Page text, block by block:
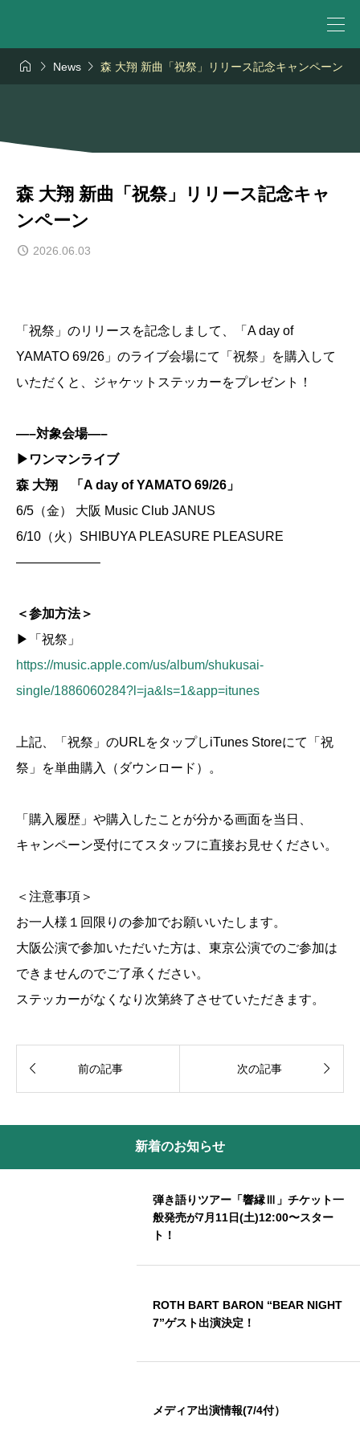
  News  森 大翔 新曲「祝祭」リリース記念キャンペーン
森 大翔 新曲「祝祭」リリース記念キャ
ンペーン
2026.06.03
「祝祭」のリリースを記念しまして、「A day of
YAMATO 69/26」のライブ会場にて「祝祭」を購入して
いただくと、ジャケットステッカーをプレゼント！
—–対象会場—–
▶︎ワンマンライブ
森 大翔 「A day of YAMATO 69/26」
6/5（金） 大阪 Music Club JANUS
6/10（火）SHIBUYA PLEASURE PLEASURE
——————–
＜参加方法＞
▶︎「祝祭」
https://music.apple.com/us/album/shukusai-
single/1886060284?l=ja&ls=1&app=itunes
上記、「祝祭」のURLをタップしiTunes Storeにて「祝
祭」を単曲購入（ダウンロード）。
「購入履歴」や購入したことが分かる画面を当日、
キャンペーン受付にてスタッフに直接お見せください。
＜注意事項＞
お一人様１回限りの参加でお願いいたします。
大阪公演で参加いただいた方は、東京公演でのご参加は
できませんのでご了承ください。
ステッカーがなくなり次第終了させていただきます。
 前の記事 次の記事 
新着のお知らせ
弾き語りツアー「響縁Ⅲ」チケット一
般発売が7月11日(土)12:00〜スター
ト！
ROTH BART BARON “BEAR NIGHT
7”ゲスト出演決定！
メディア出演情報(7/4付）